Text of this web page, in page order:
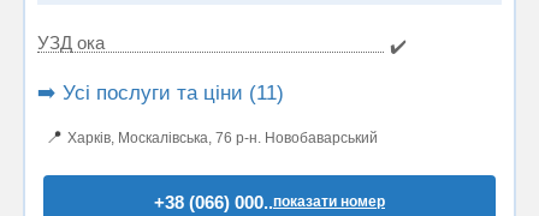
УЗД ока ✔️
➡️ Усі послуги та ціни (11)
📍 Харків, Москалівська, 76 р-н. Новобаварський
+38 (066) 000..показати номер